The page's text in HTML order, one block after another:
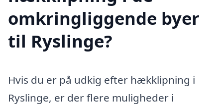
omkringliggende byer
til Ryslinge?
Hvis du er på udkig efter hækklipning i
Ryslinge, er der flere muligheder i